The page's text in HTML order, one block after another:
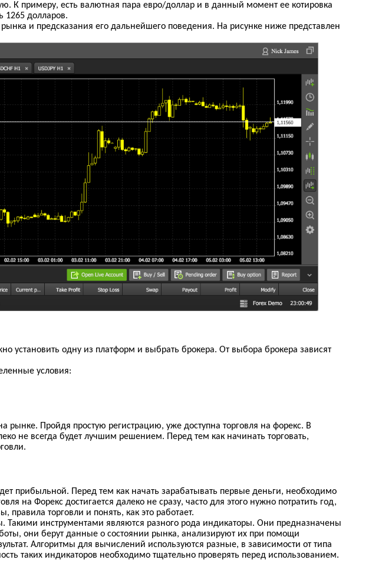
К примеру, есть валютная пара евро/доллар и в данный момент ее котировка
1265 долларов.
и предсказания его дальнейшего поведения. На рисунке ниже представлен
установить одну из платформ и выбрать брокера. От выбора брокера зависят
условия:
рынке. Пройдя простую регистрацию, уже доступна торговля на форекс. В
не всегда будет лучшим решением. Перед тем как начинать торговать,
прибыльной. Перед тем как начать зарабатывать первые деньги, необходимо
на Форекс достигается далеко не сразу, часто для этого нужно потратить год,
правила торговли и понять, как это работает.
Такими инструментами являются разного рода индикаторы. Они предназначены
, они берут данные о состоянии рынка, анализируют их при помощи
Алгоритмы для вычислений используются разные, в зависимости от типа
таких индикаторов необходимо тщательно проверять перед использованием.